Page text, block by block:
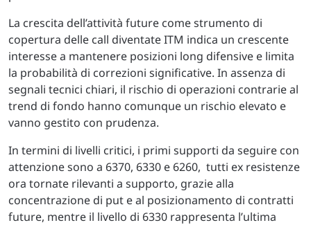
La crescita dell’attività future come strumento di
copertura delle call diventate ITM indica un crescente
interesse a mantenere posizioni long difensive e limita
la probabilità di correzioni significative. In assenza di
segnali tecnici chiari, il rischio di operazioni contrarie al
trend di fondo hanno comunque un rischio elevato e
vanno gestito con prudenza.
In termini di livelli critici, i primi supporti da seguire con
attenzione sono a 6370, 6330 e 6260, tutti ex resistenze
ora tornate rilevanti a supporto, grazie alla
concentrazione di put e al posizionamento di contratti
future, mentre il livello di 6330 rappresenta l’ultima